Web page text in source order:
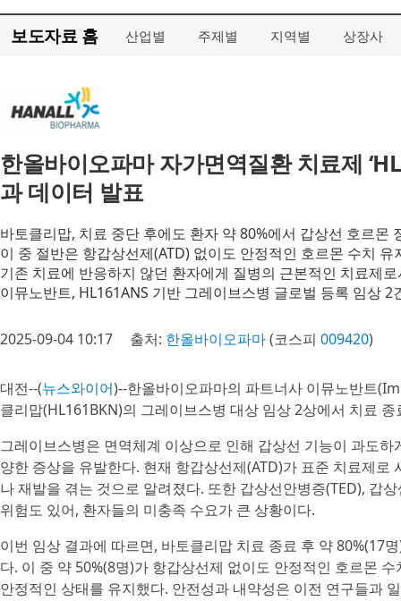
보도자료 홈 산업별 주제별 지역별 상장사
한올바이오파마 자가면역질환 치료제
과 데이터 발표
바토클리맙, 치료 중단 후에도 환자 약 80%에서 갑상선 호르몬
이 중 절반은 항갑상선제(ATD) 없이도 안정적인 호르몬 수치 유
기존 치료에 반응하지 않던 환자에게 질병의 근본적인 치료제
이뮤노반트, HL161ANS 기반 그레이브스병 글로벌 등록 임상
2025-09-04 10:17 출처: 한올바이오파마(코스피 009420)
대전--(뉴스와이어)--한올바이오파마의 파트너사 이뮤노반트
클리맙(HL161BKN)의 그레이브스병 대상 임상 2상에서 치료
그레이브스병은 면역체계 이상으로 인해 갑상선 기능이 과도
양한 증상을 유발한다. 현재 항갑상선제(ATD)가 표준 치료제
나 재발을 겪는 것으로 알려졌다. 또한 갑상선안병증(TED), 갑
위험도 있어, 환자들의 미충족 수요가 큰 상황이다.
이번 임상 결과에 따르면, 바토클리맙 치료 종료 후 약 80%(17
다. 이 중 약 50%(8명)가 항갑상선제 없이도 안정적인 호르몬
안정적인 상태를 유지했다. 안전성과 내약성은 이전 연구들과